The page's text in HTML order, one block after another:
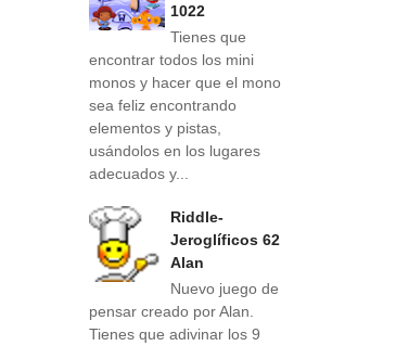
1022
Tienes que
encontrar todos los mini
monos y hacer que el mono
sea feliz encontrando
elementos y pistas,
usándolos en los lugares
adecuados y...
Riddle-
Jeroglíficos 62
Alan
Nuevo juego de
pensar creado por Alan.
Tienes que adivinar los 9